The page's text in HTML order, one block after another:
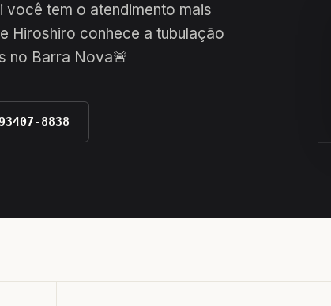
você tem o atendimento mais
Hiroshiro conhece a tubulação
no Barra Nova🚨
8838